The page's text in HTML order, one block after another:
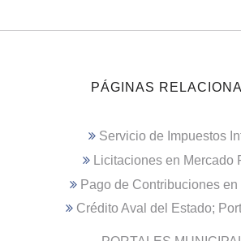
PÁGINAS
Servicio de Impuestos
Licitaciones en Mercado
Pago de Contribuciones en
Crédito Aval del Estado;